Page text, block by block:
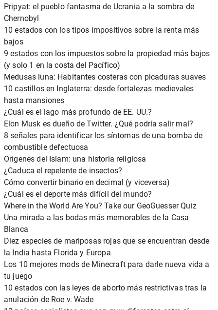
Pripyat: el pueblo fantasma de Ucrania a la sombra de
Chernobyl
10 estados con los tipos impositivos sobre la renta más
bajos
9 estados con los impuestos sobre la propiedad más bajos
(y solo 1 en la costa del Pacífico)
Medusas luna: Habitantes costeras con picaduras suaves
10 castillos en Inglaterra: desde fortalezas medievales
hasta mansiones
¿Cuál es el lago más profundo de EE. UU.?
Elon Musk es dueño de Twitter. ¿Qué podría salir mal?
8 señales para identificar los síntomas de una bomba de
combustible defectuosa
Orígenes del Islam: una historia religiosa
¿Caduca el repelente de insectos?
Cómo convertir binario en decimal (y viceversa)
¿Cuál es el deporte más difícil del mundo?
Where in the World Are You? Take our GeoGuesser Quiz
Una mirada a las bodas más memorables de la Casa
Blanca
Diez especies de mariposas rojas que se encuentran desde
la India hasta Florida y Europa
Los 10 mejores mods de Minecraft para darle nueva vida a
tu juego
10 estados con las leyes de aborto más restrictivas tras la
anulación de Roe v. Wade